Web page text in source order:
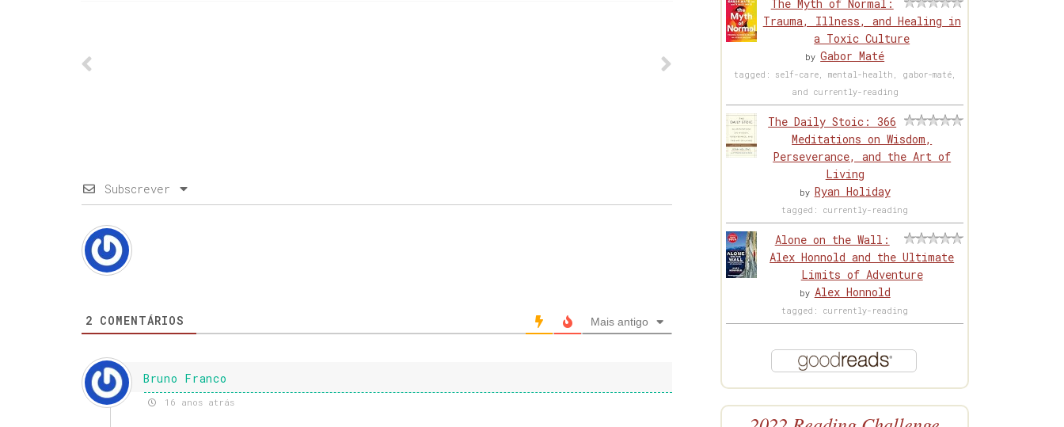
Subscrever
2 COMENTÁRIOS Mais antigo
Bruno Franco
16 anos atrás
The Myth of Normal:
Trauma, Illness, and Healing in
a Toxic Culture
byGabor Maté
tagged: self-care, mental-health, gabor-maté,
and currently-reading
The Daily Stoic: 366
Meditations on Wisdom,
Perseverance, and the Art of
Living
by Ryan Holiday
tagged: currently-reading
Alone on the Wall:
Alex Honnold and the Ultimate
Limits of Adventure
by Alex Honnold
tagged: currently-reading